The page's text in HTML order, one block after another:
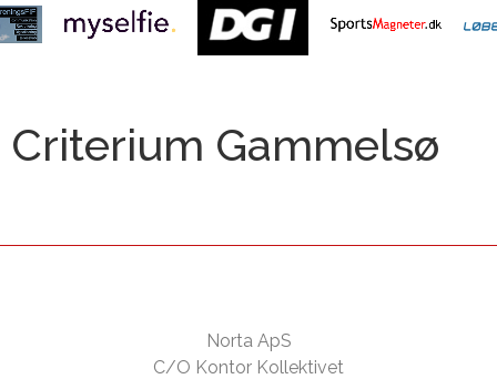
Criterium Gammelsø
Norta ApS
C/O Kontor Kollektivet